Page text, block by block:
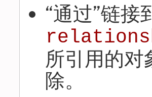
“通过”链接
所引用的
除。